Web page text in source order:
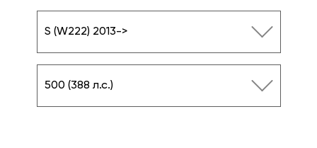
S (W222) 2013->
500 (388 л.с.)